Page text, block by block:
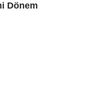
Dönem